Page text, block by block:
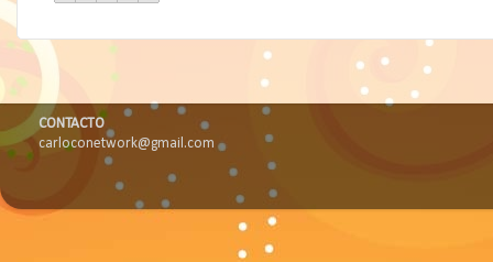
CONTACTO
carloconetwork@gmail.com